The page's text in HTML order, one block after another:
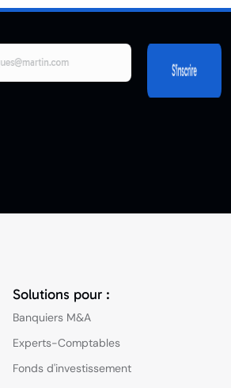
Solutions pour :
Banquiers M&A
Experts-Comptables
Fonds d'investissement